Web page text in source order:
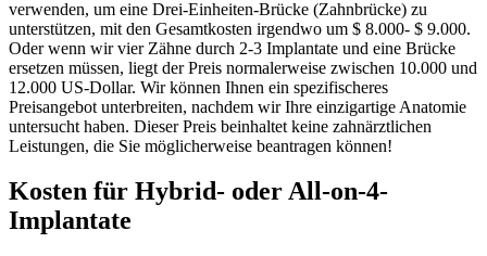
verwenden, um eine Drei-Einheiten-Brücke (Zahnbrücke) zu
unterstützen, mit den Gesamtkosten irgendwo um $ 8.000- $ 9.000.
Oder wenn wir vier Zähne durch 2-3 Implantate und eine Brücke
ersetzen müssen, liegt der Preis normalerweise zwischen 10.000 und
12.000 US-Dollar. Wir können Ihnen ein spezifischeres
Preisangebot unterbreiten, nachdem wir Ihre einzigartige Anatomie
untersucht haben. Dieser Preis beinhaltet keine zahnärztlichen
Leistungen, die Sie möglicherweise beantragen können!
Kosten für Hybrid- oder All-on-4-
Implantate